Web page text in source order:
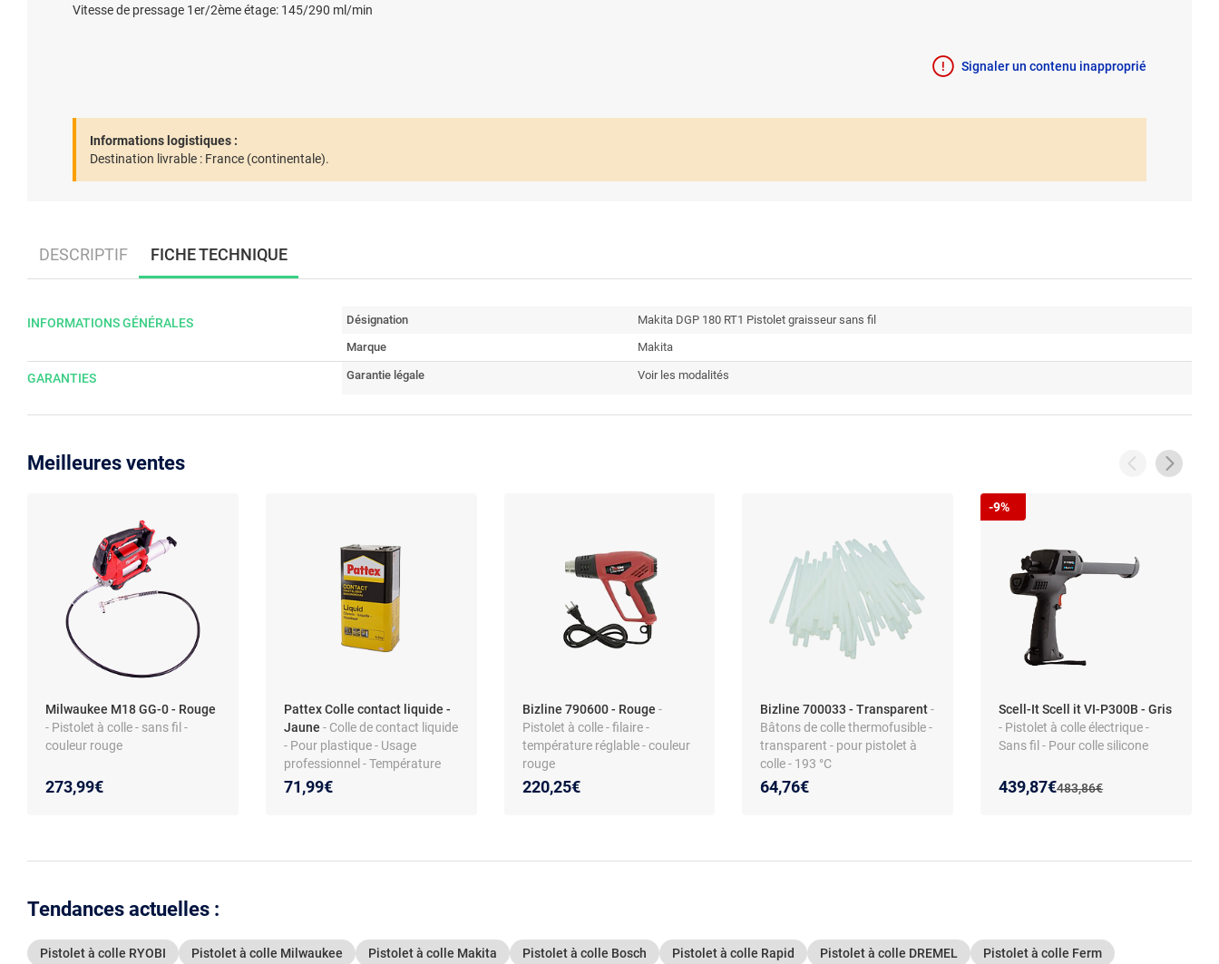
Vitesse de pressage 1er/2ème étage: 145/290 ml/min
Signaler un contenu inapproprié
Informations logistiques :
Destination livrable : France (continentale).
DESCRIPTIF FICHE TECHNIQUE
INFORMATIONS GÉNÉRALES Désignation
Makita DGP 180 RT1 Pistolet graisseur sans fil
Marque
Makita
GARANTIES Garantie légale Voir les modalités
Meilleures ventes
Milwaukee M18 GG-0 - Rouge
- Pistolet à colle - sans fil -
couleur rouge
273,99€
Pattex Colle contact liquide -
Jaune - Colle de contact liquide
- Pour plastique - Usage
professionnel - Température
colle 100°C
71,99€
Bizline 790600 - Rouge -
Pistolet à colle - filaire -
température réglable - couleur
rouge
220,25€
Bizline 700033 - Transparent-
Bâtons de colle thermofusible -
transparent - pour pistolet à
colle - 193 °C
64,76€
Scell-It Scell it VI-P300B - Gris
- Pistolet à colle électrique -
Sans fil - Pour colle silicone
Ancien prix :
483,86€
Nouveau prix :
439,87€
Réduction de :
-9%
Tendances actuelles :
Pistolet à colle RYOBI Pistolet à colle Milwaukee Pistolet à colle Makita Pistolet à colle Bosch Pistolet à colle Rapid Pistolet à colle DREMEL Pistolet à colle Ferm